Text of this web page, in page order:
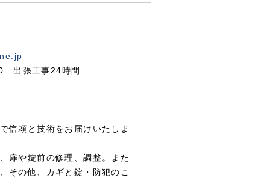
出張工事24時間
信頼と技術をお届けいたしま
扉や錠前の修理、調整。また
その他、カギと錠・防犯のこ